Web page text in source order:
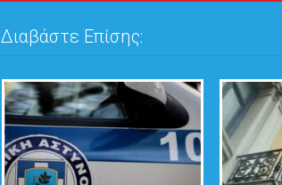
Διαβάστε Επίσης: